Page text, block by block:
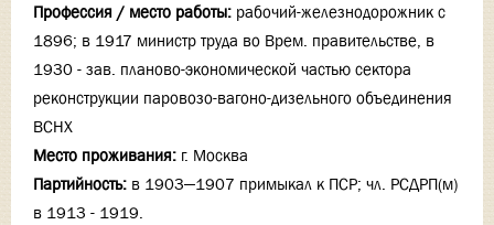
Профессия / место работы: рабочий-железнодорожник с
1896; в 1917 министр труда во Врем. правительстве, в
1930 - зав. планово-экономической частью сектора
реконструкции паровозо-вагоно-дизельного объединения
ВСНХ
Место проживания: г. Москва
Партийность: в 1903—1907 примыкал к ПСР; чл. РСДРП(м)
в 1913 - 1919.